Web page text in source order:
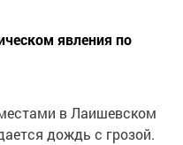
явления по
в Лаишевском
дождь с грозой.